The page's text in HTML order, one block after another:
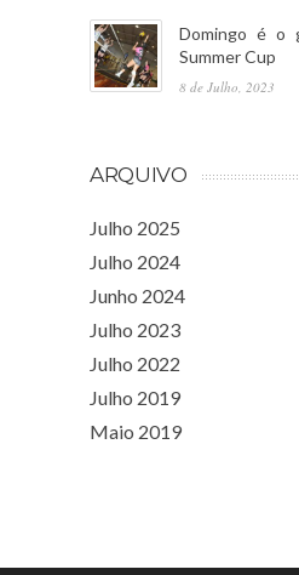
Domingo é o
Summer Cup
8 de Julho, 2023
ARQUIVO
Julho 2025
Julho 2024
Junho 2024
Julho 2023
Julho 2022
Julho 2019
Maio 2019